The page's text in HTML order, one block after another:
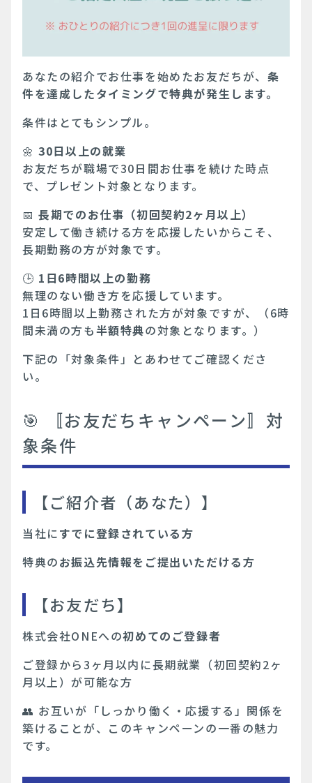
あなたの紹介でお仕事を始めたお友だちが、条
件を達成したタイミングで特典が発生します。
条件はとてもシンプル。
🌼30日以上の就業
お友だちが職場で30日間お仕事を続けた時点
で、プレゼント対象となります。
📅長期でのお仕事（初回契約2ヶ月以上）
安定して働き続ける方を応援したいからこそ、
長期勤務の方が対象です。
🕒 1日6時間以上の勤務
無理のない働き方を応援しています。
1日6時間以上勤務された方が対象ですが、（6時
間未満の方も半額特典の対象となります。）
下記の「対象条件」とあわせてご確認くださ
い。
🎯 〚お友だちキャンペーン〛対
象条件
【ご紹介者（あなた）】
当社にすでに登録されている方
特典のお振込先情報をご提出いただける方
【お友だち】
株式会社ONEへの初めてのご登録者
ご登録から3ヶ月以内に長期就業（初回契約2ヶ
月以上）が可能な方
👥 お互いが「しっかり働く・応援する」関係を
築けることが、このキャンペーンの一番の魅力
です。